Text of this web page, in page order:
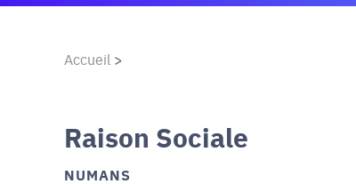
Accueil >
Raison Sociale
NUMANS